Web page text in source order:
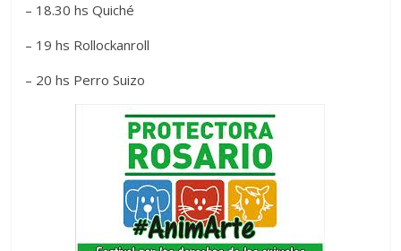
– 18.30 hs Quiché
– 19 hs Rollockanroll
– 20 hs Perro Suizo